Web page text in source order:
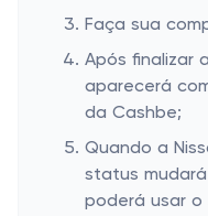
Faça sua
Após finalizar
aparecerá
da Cashbe;
Quando a
status
poderá usar o